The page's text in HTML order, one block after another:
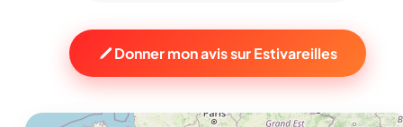
Donner mon avis sur Estivareilles